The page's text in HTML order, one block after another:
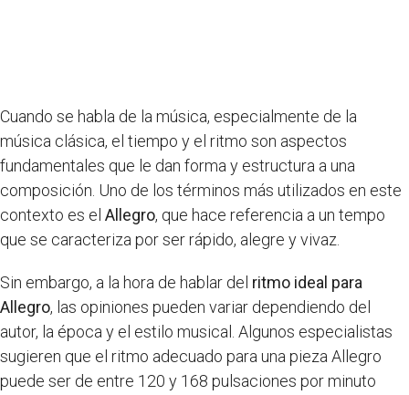
Cuando se habla de la música, especialmente de la
música clásica, el tiempo y el ritmo son aspectos
fundamentales que le dan forma y estructura a una
composición. Uno de los términos más utilizados en este
contexto es el Allegro, que hace referencia a un tempo
que se caracteriza por ser rápido, alegre y vivaz.
Sin embargo, a la hora de hablar del ritmo ideal para
Allegro, las opiniones pueden variar dependiendo del
autor, la época y el estilo musical. Algunos especialistas
sugieren que el ritmo adecuado para una pieza Allegro
puede ser de entre 120 y 168 pulsaciones por minuto